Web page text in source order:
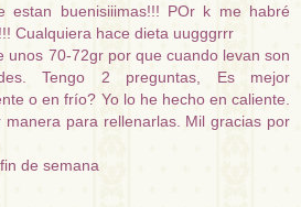
estan buenisiiimas!!! POr k me habré
Cualquiera hace dieta uugggrrr
unos 70-72gr por que cuando levan son
Tengo 2 preguntas, Es mejor
o en frío? Yo lo he hecho en caliente.
manera para rellenarlas. Mil gracias por
de semana